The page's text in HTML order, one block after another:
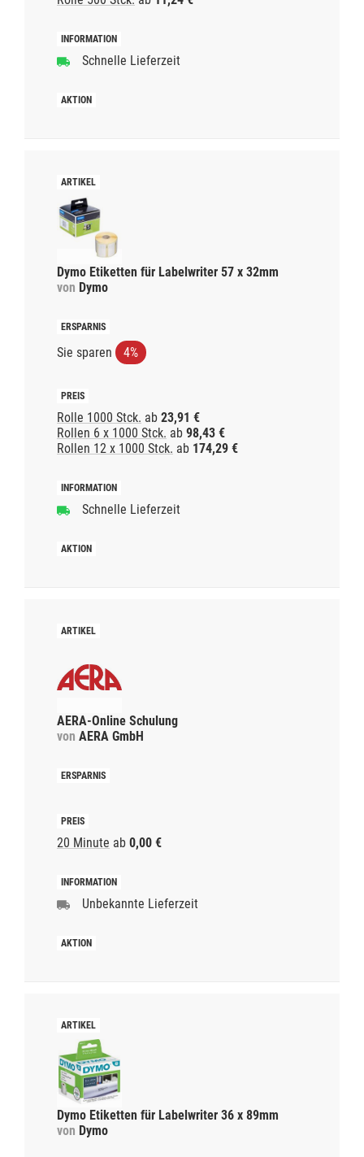
Schnelle Lieferzeit
Dymo Etiketten für Labelwriter 57 x 32mm
von Dymo
Sie sparen 4%
Rolle 1000 Stck. ab 23,91 €
Rollen 6 x 1000 Stck. ab 98,43 €
Rollen 12 x 1000 Stck. ab 174,29 €
Schnelle Lieferzeit
AERA-Online Schulung
von AERA GmbH
20 Minute ab 0,00 €
Unbekannte Lieferzeit
Dymo Etiketten für Labelwriter 36 x 89mm
von Dymo